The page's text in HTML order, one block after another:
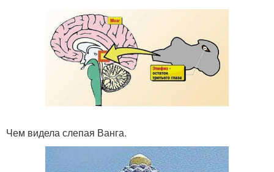
Чем видела слепая Ванга.